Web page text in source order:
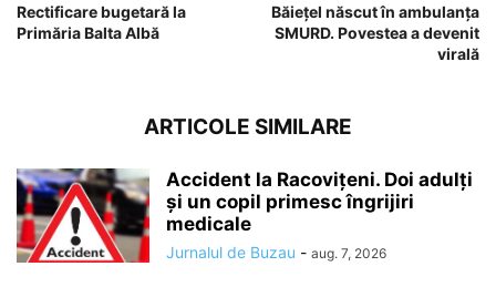
Rectificare bugetară la
Primăria Balta Albă
Băiețel născut în ambulanța
SMURD. Povestea a devenit
virală
ARTICOLE SIMILARE
Accident la Racovițeni. Doi adulți
și un copil primesc îngrijiri
medicale
Jurnalul de Buzau - aug. 7, 2026